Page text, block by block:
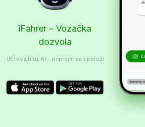
iFahrer – Vozačka
dozvola
Uči voziti uz AI – pripremi se i položi